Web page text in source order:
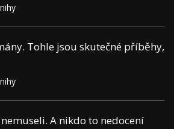
Tohle jsou skutečné příběhy,
A nikdo to nedocení